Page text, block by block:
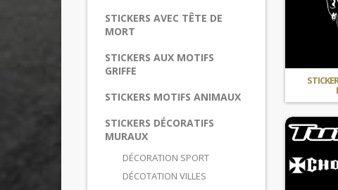
STICKERS AVEC TÊTE DE
MORT
STICKERS AUX MOTIFS
GRIFFE
STICKERS MOTIFS ANIMAUX
STICKERS DÉCORATIFS
MURAUX
DÉCORATION SPORT
DÉCOTATION VILLES